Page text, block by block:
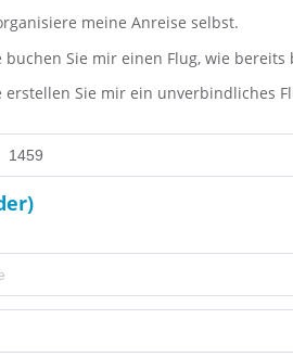
meine Anreise selbst.
buchen Sie mir einen Flug, wie bereits
erstellen Sie mir ein unverbindliches